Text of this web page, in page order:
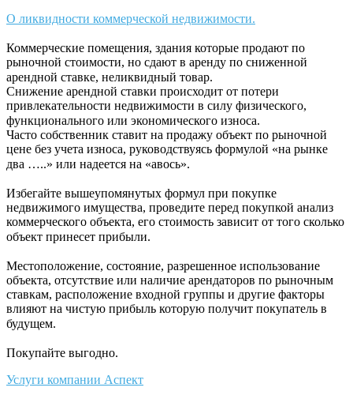
О ликвидности коммерческой недвижимости.
Коммерческие помещения, здания которые продают по
рыночной стоимости, но сдают в аренду по сниженной
арендной ставке, неликвидный товар. ⠀
Снижение арендной ставки происходит от потери
привлекательности недвижимости в силу физического,
функционального или экономического износа. ⠀
Часто собственник ставит на продажу объект по рыночной
цене без учета износа, руководствуясь формулой «на рынке
два …..» или надеется на «авось». ⠀
Избегайте вышеупомянутых формул при покупке
недвижимого имущества, проведите перед покупкой анализ
коммерческого объекта, его стоимость зависит от того сколько
объект принесет прибыли. ⠀
Местоположение, состояние, разрешенное использование
объекта, отсутствие или наличие арендаторов по рыночным
ставкам, расположение входной группы и другие факторы
влияют на чистую прибыль которую получит покупатель в
будущем. ⠀
Покупайте выгодно.
Услуги компании Аспект